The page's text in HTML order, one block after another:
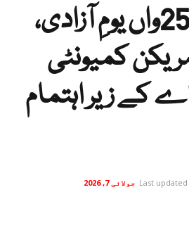
امریکا کا 250واں یومِ آزادی،
کمیونٹی
کے زیر اہتمام
Last updated جولائی 7, 2026